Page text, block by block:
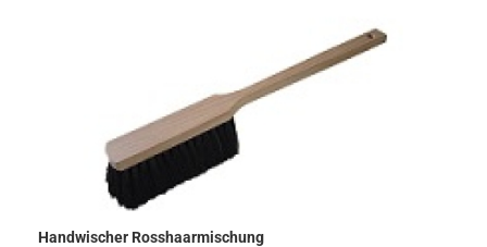
Handwischer Rosshaarmischung